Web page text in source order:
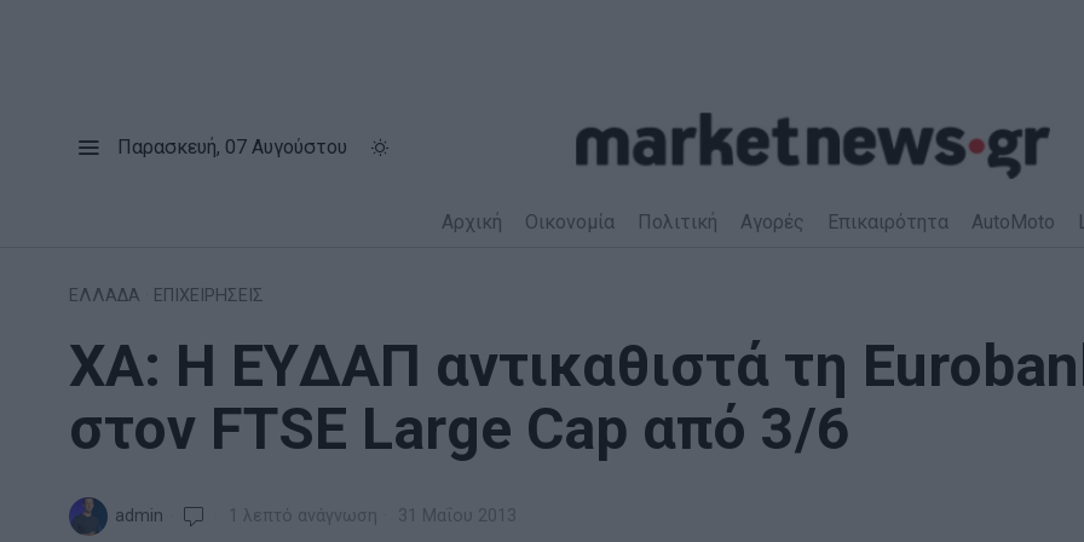
Παρασκευή, 07 Αυγούστου
Αρχική Οικονομία Πολιτική Αγορές Επικαιρότητα AutoMoto
ΕΛΛΑΔΑ ΕΠΙΧΕΙΡΗΣΕΙΣ
ΧΑ: Η EYΔΑΠ αντικαθιστά τη
στον FTSE Large Cap από 3/6
admin 1 λεπτό ανάγνωση 31 Μαΐου 2013